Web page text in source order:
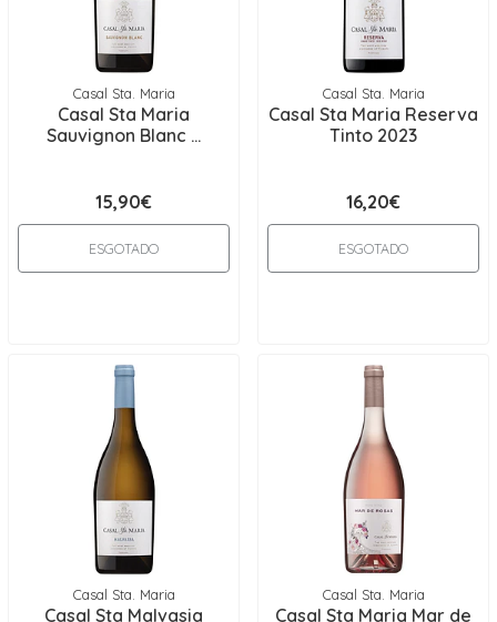
Casal Sta. Maria
Casal Sta Maria
Sauvignon Blanc ...
15,90€
ESGOTADO
Casal Sta. Maria
Casal Sta Maria Reserva
Tinto 2023
16,20€
ESGOTADO
Casal Sta. Maria
Casal Sta Malvasia
Casal Sta. Maria
Casal Sta Maria Mar de